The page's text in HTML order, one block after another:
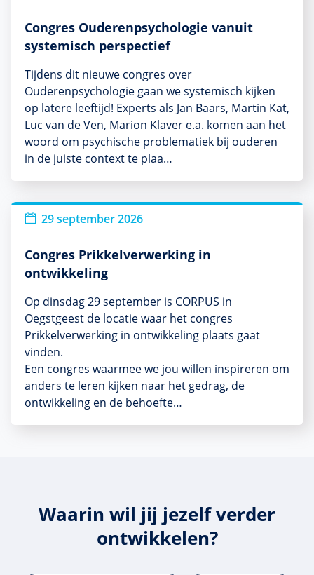
Congres Ouderenpsychologie vanuit
systemisch perspectief
Tijdens dit nieuwe congres over
Ouderenpsychologie gaan we systemisch kijken
op latere leeftijd! Experts als Jan Baars, Martin Kat,
Luc van de Ven, Marion Klaver e.a. komen aan het
woord om psychische problematiek bij ouderen
in de juiste context te plaa…
Nieuw29 september 2026
Congres Prikkelverwerking in
ontwikkeling
Op dinsdag 29 september is CORPUS in
Oegstgeest de locatie waar het congres
Prikkelverwerking in ontwikkeling plaats gaat
vinden.
Een congres waarmee we jou willen inspireren om
anders te leren kijken naar het gedrag, de
ontwikkeling en de behoefte…
Waarin wil jij jezelf verder
ontwikkelen?